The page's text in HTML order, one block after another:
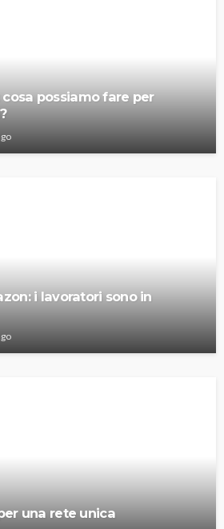
possiamo fare per
i lavoratori sono in
una rete unica